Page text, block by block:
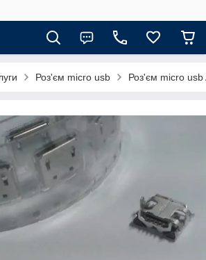
Роз'єм micro usb Роз'єм micro